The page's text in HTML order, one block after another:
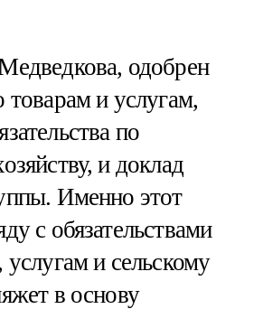
одобрен
товарам и услугам,
по
и доклад
Именно этот
с обязательствами
и сельскому
в основу